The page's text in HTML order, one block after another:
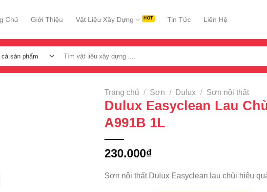
Chủ Giới Thiệu Vật Liệu Xây Dựng Tin Tức Liên Hệ
kiếm:
Trang chủ / Sơn / Dulux / Sơn nội thất
Dulux Easyclean Lau
A991B 1L
230.000₫
Sơn nội thất Dulux Easyclean lau chùi hiệu